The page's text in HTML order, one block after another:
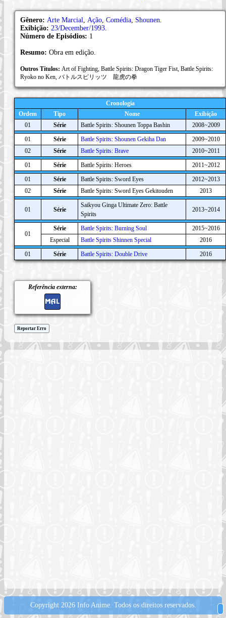
Gênero: Arte Marcial Ação Comédia Shounen
Exibição: 23/December/1993
Número de Episódios: 1
Resumo: Obra em edição.
Outros Títulos: Art of Fighting, Battle Spirits: Dragon Tiger Fist, Battle Spirits:
Ryoko no Ken, バトルスピリッツ 龍虎の拳
Cronologia
Ordem
Tipo Nome
Exibição
01
Série Battle Spirits: Shounen Toppa Bashin
2008~2009
01
Série Battle Spirits: Shounen Gekiha Dan
2009~2010
02
Série Battle Spirits: Brave
2010~2011
01
Série Battle Spirits: Heroes
2011~2012
01
Série Battle Spirits: Sword Eyes
2012~2013
02
Série Battle Spirits: Sword Eyes Gekitouden 2013
01 Série
Saikyou Ginga Ultimate Zero: Battle
Spirits
2013~2014
01
Série Battle Spirits: Burning Soul
2015~2016
Especial
Battle Spirits Shinnen Special
2016
01
Série Battle Spirits: Double Drive 2016
Referência externa:
Reportar Erro
Copyright 2026 Info Anime. Todos os direitos reservados.